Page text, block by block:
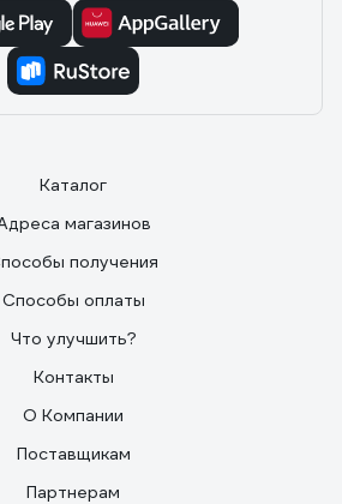
Каталог
магазинов
получения
Способы оплаты
Что улучшить?
Контакты
О Компании
Поставщикам
Партнерам